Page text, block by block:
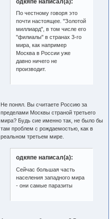
одкяпе написал(а):
По честному говоря это
почти настоящее. "Золотой
миллиард", в том числе его
"филиалы" в странах 3-го
мира, как например
Москва в России уже
давно ничего не
производит.
Не понял. Вы считаете Россию за
пределами Москвы страной третьего
мира? Будь сие именно так, не было бы
там проблем с рождаемостью, как в
реальном третьем мире.
одкяпе написал(а):
Сейчас большая часть
населения западного мира
- они самые паразиты